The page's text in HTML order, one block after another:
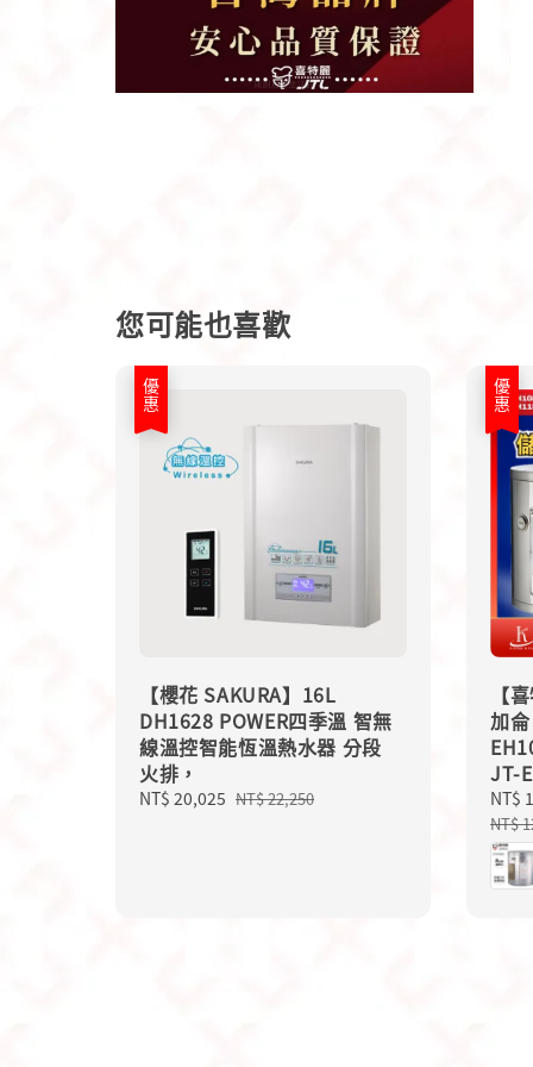
您可能也喜歡
優惠
【櫻花 SAKURA】16L
DH1628 POWER四季溫 智無
線溫控智能恆溫熱水器 分段
火排，
Sale
NT$ 20,025 Regular
NT$ 22,250
優惠
【
加
JT-
Sale
price
NT$
NT$